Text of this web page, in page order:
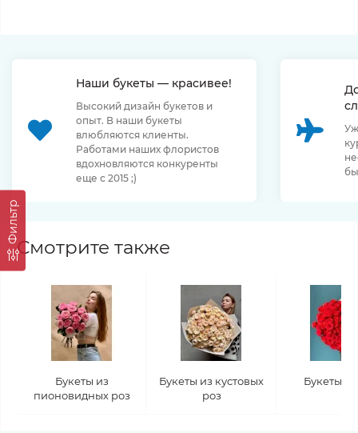
Фильтр
Наши букеты — красивее!
Высокий дизайн букетов и
опыт. В наши букеты
влюбляются клиенты.
Работами наших флористов
вдохновляются конкуренты
еще с 2015 ;)
Смотрите также
Букеты из
пионовидных роз
Букеты из кустовых
роз
Букеты